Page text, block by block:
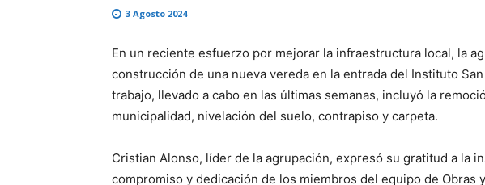
3 Agosto 2024
En un reciente esfuerzo por mejorar la infraestructura local, la
construcción de una nueva vereda en la entrada del Instituto
trabajo, llevado a cabo en las últimas semanas, incluyó la
municipalidad, nivelación del suelo, contrapiso y carpeta.
Cristian Alonso, líder de la agrupación, expresó su gratitud a la
compromiso y dedicación de los miembros del equipo de Obras